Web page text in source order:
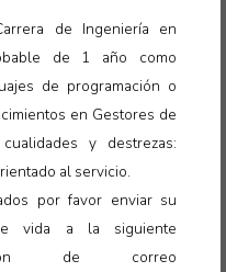
de Ingeniería en
de 1 año como
de programación o
en Gestores de
y destrezas:
al servicio.
por favor enviar su
vida a la siguiente
de correo